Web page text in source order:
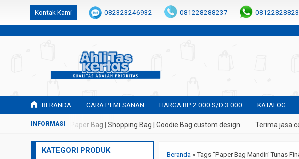
k6Ghe9jF9rmtx91MrSV7BIpW27id0SMW1kLEoe8rM2U
Kontak Kami 082323246932 081228288237
BERANDA CARA PEMESANAN HARGA RP 2.000 S/D 3.000 KATALOG
Tas Kertas | Paper Bag | Shopping Bag | Goodie Bag custom design Terima jasa
Beranda »Tags "Paper Bag Mandiri Tunas
KATEGORI PRODUK